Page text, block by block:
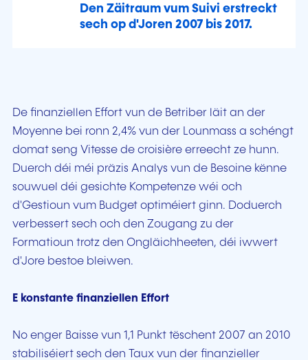
Den Zäitraum vum Suivi erstreckt
sech op d'Joren 2007 bis 2017.
De finanziellen Effort vun de Betriber läit an der
Moyenne bei ronn 2,4% vun der Lounmass a schéngt
domat seng Vitesse de croisière erreecht ze hunn.
Duerch déi méi präzis Analys vun de Besoine kënne
souwuel déi gesichte Kompetenze wéi och
d'Gestioun vum Budget optiméiert ginn. Doduerch
verbessert sech och den Zougang zu der
Formatioun trotz den Ongläichheeten, déi iwwert
d'Jore bestoe bleiwen.
E konstante finanziellen Effort
No enger Baisse vun 1,1 Punkt tëschent 2007 an 2010
stabiliséiert sech den Taux vun der finanzieller